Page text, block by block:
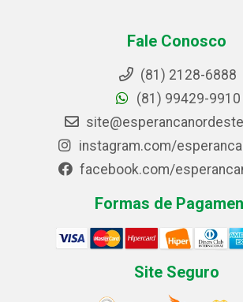
Fale Conosco
(81) 2128-6888
(81) 99429-9910
instagram.com/
facebook.com/
Formas de
Site Seguro